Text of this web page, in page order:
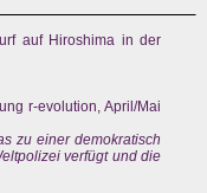
auf Hiroshima in der
r-evolution, April/Mai
zu einer demokratisch
verfügt und die